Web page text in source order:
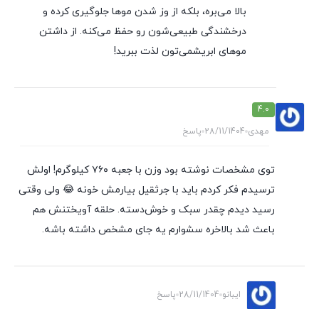
بالا می‌بره، بلکه از وز شدن موها جلوگیری کرده و
درخشندگی طبیعی‌شون رو حفظ می‌کنه. از داشتن
موهای ابریشمی‌تون لذت ببرید!
4.0
مهدی 28/11/1404 پاسخ
توی مشخصات نوشته بود وزن با جعبه ۷۶۰ کیلوگرم! اولش
ترسیدم فکر کردم باید با جرثقیل بیارمش خونه 😂 ولی وقتی
رسید دیدم چقدر سبک و خوش‌دسته. حلقه آویختنش هم
باعث شد بالاخره سشوارم یه جای مشخص داشته باشه.
ایبانو 28/11/1404 پاسخ